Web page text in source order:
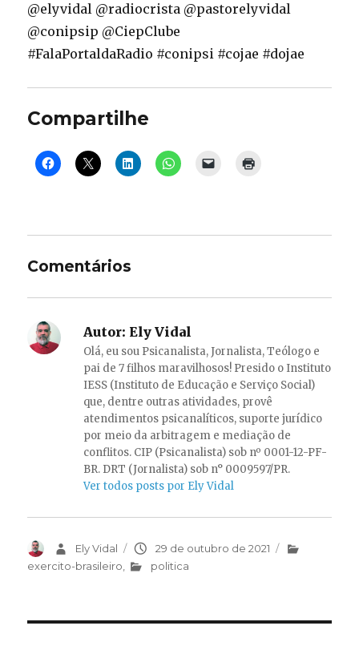
@elyvidal @radiocrista @pastorelyvidal
@conipsip @CiepClube
#FalaPortaldaRadio #conipsi #cojae #dojae
Compartilhe
Comentários
Autor: Ely Vidal
Olá, eu sou Psicanalista, Jornalista, Teólogo e
pai de 7 filhos maravilhosos! Presido o Instituto
IESS (Instituto de Educação e Serviço Social)
que, dentre outras atividades, provê
atendimentos psicanalíticos, suporte jurídico
por meio da arbitragem e mediação de
conflitos. CIP (Psicanalista) sob nº 0001-12-PF-
BR. DRT (Jornalista) sob n° 0009597/PR.
Ver todos posts por Ely Vidal
AutorEly Vidal
Publicado
em
29 de outubro de 2021
Categorias
exercito-brasileiro
politica